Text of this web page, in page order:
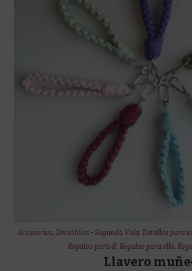
Accesorios, Decathlon - Segunda Vida, Detalles para
Regalos para él,Regalos para ella,
Llavero